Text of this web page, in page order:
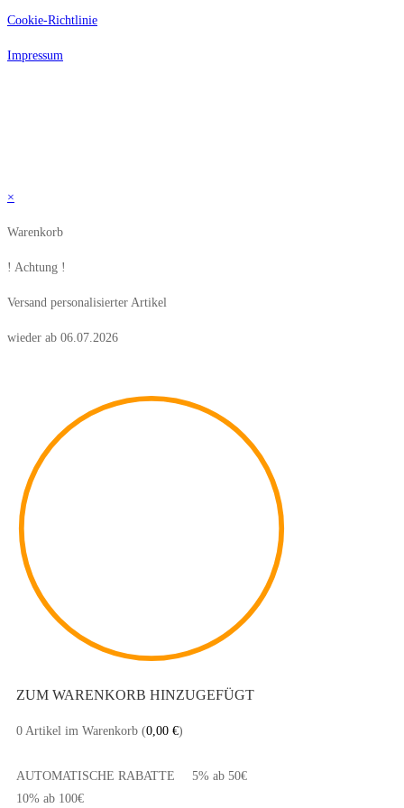
Cookie-Richtlinie
Impressum
×
Warenkorb
! Achtung !
Versand personalisierter Artikel
wieder ab 06.07.2026
ZUM WARENKORB HINZUGEFÜGT
0 Artikel im Warenkorb (0,00 €)
AUTOMATISCHE RABATTE
5% ab 50€
10% ab 100€